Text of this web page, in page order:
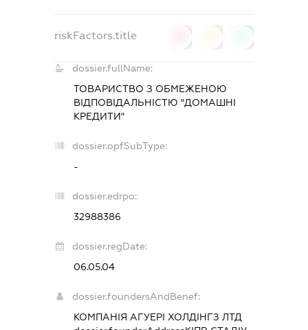
riskFactors.title
dossier.fullName:
ТОВАРИСТВО З ОБМЕЖЕНОЮ
ВІДПОВІДАЛЬНІСТЮ "ДОМАШНІ
КРЕДИТИ"
dossier.opfSubType:
-
dossier.edrpo:
32988386
dossier.regDate:
06.05.04
dossier.foundersAndBenef:
КОМПАНІЯ АГУЕРІ ХОЛДІНГЗ ЛТД